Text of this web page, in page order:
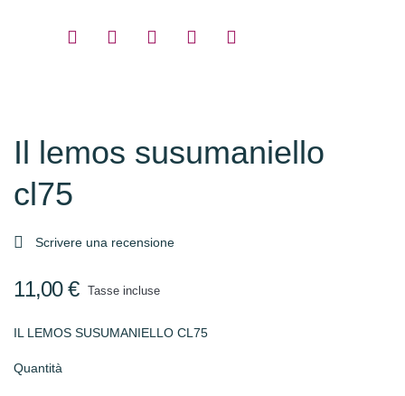
Il lemos susumaniello
cl75
 Scrivere una recensione
11,00 € Tasse incluse
IL LEMOS SUSUMANIELLO CL75
Quantità